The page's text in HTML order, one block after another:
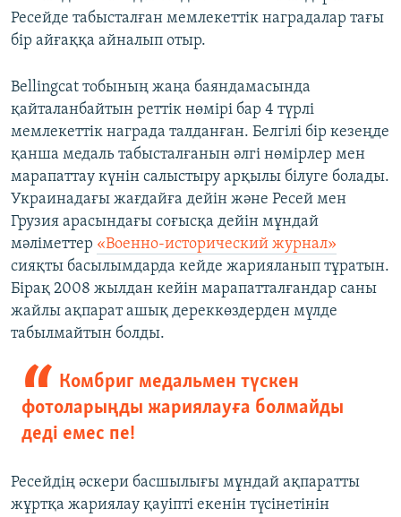
Ресейде табысталған мемлекеттік наградалар тағы
бір айғаққа айналып отыр.
Bellingcat тобының жаңа баяндамасында
қайталанбайтын реттік нөмірі бар 4 түрлі
мемлекеттік награда талданған. Белгілі бір кезеңде
қанша медаль табысталғанын әлгі нөмірлер мен
марапаттау күнін салыстыру арқылы білуге болады.
Украинадағы жағдайға дейін және Ресей мен
Грузия арасындағы соғысқа дейін мұндай
мәліметтер «Военно-исторический журнал»
сияқты басылымдарда кейде жарияланып тұратын.
Бірақ 2008 жылдан кейін марапатталғандар саны
жайлы ақпарат ашық дереккөздерден мүлде
табылмайтын болды.
Комбриг медальмен түскен
фотоларыңды жариялауға болмайды
деді емес пе!
Ресейдің әскери басшылығы мұндай ақпаратты
жұртқа жариялау қауіпті екенін түсінетінін